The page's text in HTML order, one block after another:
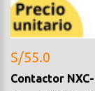
S/55.0
Contactor